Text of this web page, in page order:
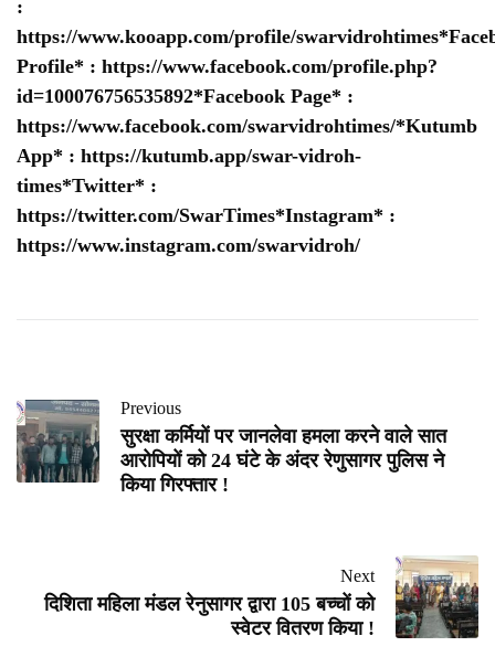
:
https://www.kooapp.com/profile/swarvidrohtimes
Profile* : https://www.facebook.com/profile.php?
id=100076756535892*Facebook Page* :
https://www.facebook.com/swarvidrohtimes/*Kutumb
App* : https://kutumb.app/swar-vidroh-
times*Twitter* :
https://twitter.com/SwarTimes*Instagram* :
https://www.instagram.com/swarvidroh/
Previous
सुरक्षा कर्मियों पर जानलेवा हमला करने वाले सात
आरोपियों को 24 घंटे के अंदर रेणुसागर पुलिस ने
किया गिरफ्तार !
Next
दिशिता महिला मंडल रेनुसागर द्वारा 105 बच्चों को
स्वेटर वितरण किया !